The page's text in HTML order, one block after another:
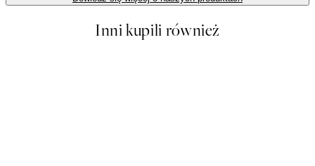
Inni kupili również